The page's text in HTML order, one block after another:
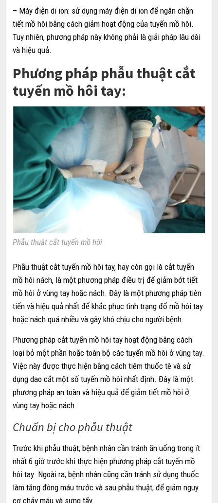
– Máy điện di ion: sử dụng máy điện di ion để ngăn chặn
tiết mồ hôi bằng cách giảm hoạt động của tuyến mồ hôi.
Tuy nhiên, phương pháp này không phải là giải pháp lâu dài
và hiệu quả.
Phương pháp phẫu thuật cắt
tuyến mồ hôi tay:
Phẫu thuật cắt tuyến mồ hôi
Phẫu thuật cắt tuyến mồ hôi tay, hay còn gọi là cắt tuyến
mồ hôi nách, là một phương pháp điều trị để giảm bớt tiết
mồ hôi ở vùng tay hoặc nách. Đây là một phương pháp tiên
tiến và hiệu quả nhất để khắc phục tình trạng đổ mồ hôi tay
hoặc nách quá nhiều và gây khó chịu cho người bệnh.
Phương pháp cắt tuyến mồ hôi tay hoạt động bằng cách
loại bỏ một phần hoặc toàn bộ các tuyến mồ hôi ở vùng tay.
Việc này được thực hiện bằng cách tiêm thuốc tê và sử
dụng dao cắt một số tuyến mồ hôi nhất định. Đây là một
phương pháp an toàn và hiệu quả để giảm tiết mồ hôi ở
vùng tay hoặc nách.
Chuẩn bị cho phẫu thuật
Trước khi phẫu thuật, bệnh nhân cần tránh ăn uống trong ít
nhất 6 giờ trước khi thực hiện phương pháp cắt tuyến mồ
hôi tay. Ngoài ra, bệnh nhân cũng cần tránh sử dụng thuốc
làm tăng đông máu trước và sau phẫu thuật, để giảm nguy
cơ chảy máu và sưng tấy.